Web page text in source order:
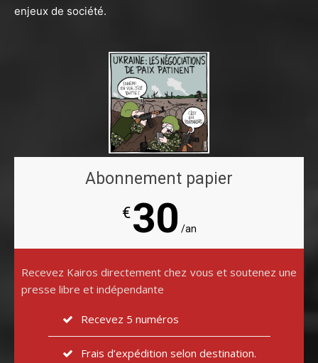
enjeux de société.
Abonnement papier
€30 /an
Recevez Kairos directement chez vous et soutenez une
presse libre et indépendante
Recevez 5 numéros
Frais d’expédition selon destination.